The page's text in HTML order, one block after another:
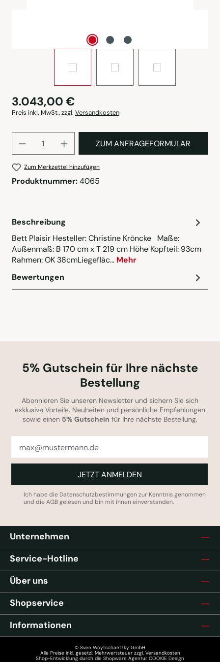
3.043,00 €
Preis inkl. MwSt., zzgl. Versandkosten
Produkt Anzahl: Gib den
ZUM ANFRAGEFORMULAR
Zum Merkzettel hinzufügen
Produktnummer:4065
Beschreibung
Bett Plaisir Hesteller: Christine Kröncke Maße:
Außenmaß: B 170 cm x T 219 cm Höhe Kopfteil: 93cm
Rahmen: OK 38cmLiegefläc… Mehr
Bewertungen
5% Gutschein für Ihre nächste
Bestellung
Abonnieren Sie unseren Newsletter und sichern Sie sich
exklusive Vorteile, Neuheiten und persönliche Empfehlungen
sowie einen 5% Gutschein für Ihre nächste Bestellung.
JETZT ANMELDEN
Ich habe die Datenschutzbestimmungen zur Kenntnis genommen
und dieAGBgelesen und bin mit ihnen einverstanden.
Unternehmen
Service-Hotline
Über uns
Shopservice
Informationen
© Sven Woytschaetzky GmbH
Alle Preise inkl. gesetzl. Mehrwertsteuer zzgl. Versandkosten
Shop-Entwicklung durch die Shopware Agentur COOKIE Design